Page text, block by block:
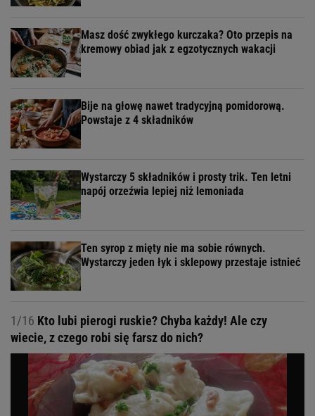
Masz dość zwykłego kurczaka? Oto przepis na
kremowy obiad jak z egzotycznych wakacji
Bije na głowę nawet tradycyjną pomidorową.
Powstaje z 4 składników
Wystarczy 5 składników i prosty trik. Ten letni
napój orzeźwia lepiej niż lemoniada
Ten syrop z mięty nie ma sobie równych.
Wystarczy jeden łyk i sklepowy przestaje istnieć
1/16 Kto lubi pierogi ruskie? Chyba każdy! Ale czy
wiecie, z czego robi się farsz do nich?